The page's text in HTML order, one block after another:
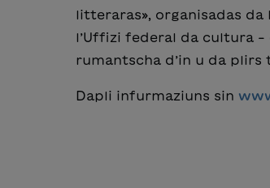
litteraras», organisadas da
l’Uffizi federal da cultura
rumantscha d’in u da plirs
Dapli infurmaziuns sin